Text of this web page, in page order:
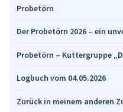
Probetörn
Der Probetörn 2026 – ein
Probetörn – Kuttergruppe
Logbuch vom 04.05.2026
Zurück in meinem anderen